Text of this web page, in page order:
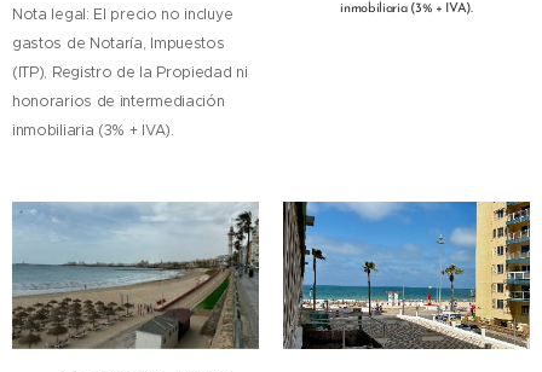
Nota legal: El precio no incluye
gastos de Notaría, Impuestos
(ITP), Registro de la Propiedad ni
honorarios de intermediación
inmobiliaria (3% + IVA).
inmobiliaria (3% + IVA).